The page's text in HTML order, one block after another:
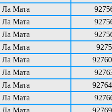
Ла Мата
Ла Мата
Ла Мата
Ла Мата
Ла Мата
Ла Мата
Ла Мата
Ла Мата
Ла Мата